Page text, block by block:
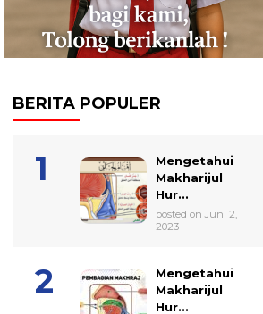
BERITA POPULER
Mengetahui
Makharijul
Hur...
posted on Juni 2,
2023
Mengetahui
Makharijul
Hur...